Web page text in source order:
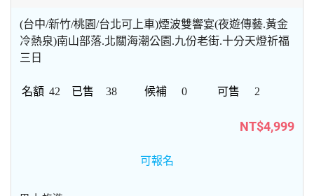
(台中/新竹/桃園/台北可上車)煙波雙響宴(夜遊傳藝.黃金
冷熱泉)南山部落.北關海潮公園.九份老街.十分天燈祈福
三日
42 38 0 2
NT$4,999
可報名